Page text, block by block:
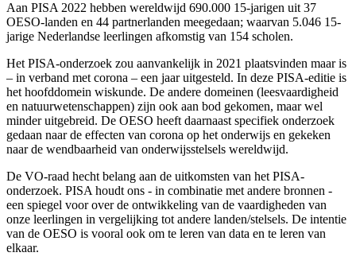
Aan PISA 2022 hebben wereldwijd 690.000 15-jarigen uit 37
OESO-landen en 44 partnerlanden meegedaan; waarvan 5.046 15-
jarige Nederlandse leerlingen afkomstig van 154 scholen.
Het PISA-onderzoek zou aanvankelijk in 2021 plaatsvinden maar is
– in verband met corona – een jaar uitgesteld. In deze PISA-editie is
het hoofddomein wiskunde. De andere domeinen (leesvaardigheid
en natuurwetenschappen) zijn ook aan bod gekomen, maar wel
minder uitgebreid. De OESO heeft daarnaast specifiek onderzoek
gedaan naar de effecten van corona op het onderwijs en gekeken
naar de wendbaarheid van onderwijsstelsels wereldwijd.
De VO-raad hecht belang aan de uitkomsten van het PISA-
onderzoek. PISA houdt ons - in combinatie met andere bronnen -
een spiegel voor over de ontwikkeling van de vaardigheden van
onze leerlingen in vergelijking tot andere landen/stelsels. De intentie
van de OESO is vooral ook om te leren van data en te leren van
elkaar.